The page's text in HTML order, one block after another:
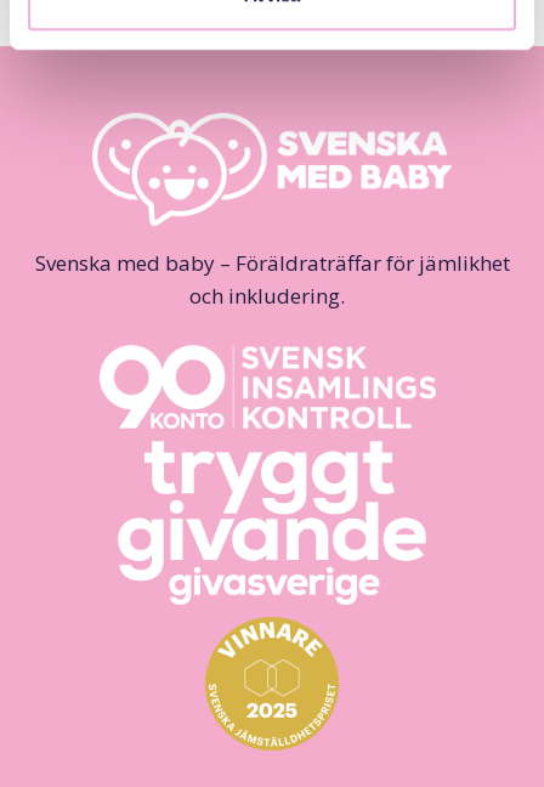
Svenska med baby – Föräldraträffar för jämlikhet
och inkludering.